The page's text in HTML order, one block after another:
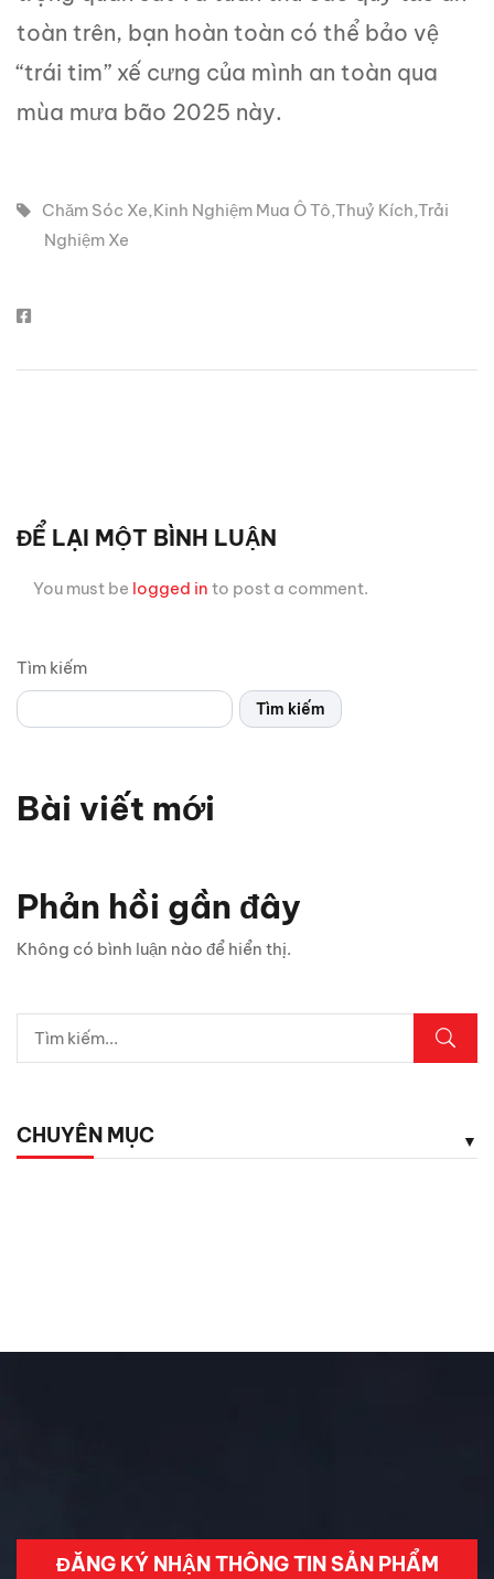
Tìm kiếm
Tìm kiếm
Bài viết mới
Chỉ 1 sợi cáp, Android Box Santek ST830 lột xác hoàn
toàn màn hình zin ô tô!
5 vị trí trên ô tô cần kiểm tra ngay sau mưa lớn
Top dụng cụ cứu hộ mọi tài xế cần có phòng khi hết ắc
Phản hồi gần đây
Không có bình luận nào để hiển thị.
CHUYÊN MỤC
toàn trên, bạn hoàn toàn có thể bảo vệ
“trái tim” xế cưng của mình an toàn qua
mùa mưa bão 2025 này.
Chăm Sóc Xe,Kinh Nghiệm Mua Ô Tô,Thuỷ Kích,Trải
Nghiệm Xe
ĐỂ LẠI MỘT BÌNH LUẬN
You must be logged in to post a comment.
ĐĂNG KÝ NHẬN THÔNG TIN SẢN PHẨM